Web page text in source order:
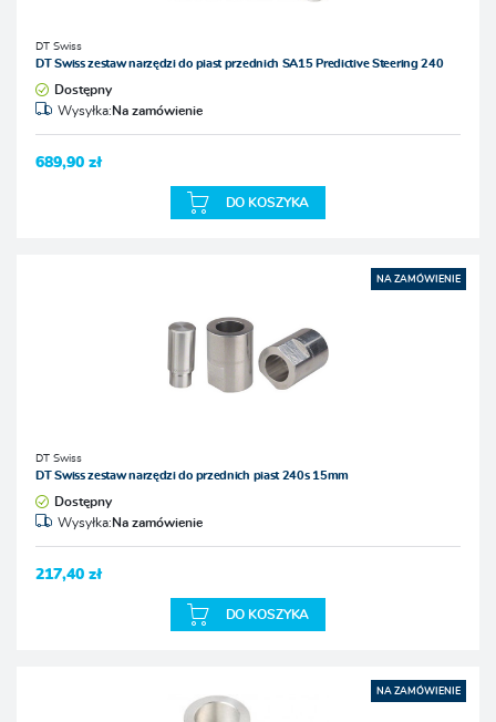
DT Swiss
DT Swiss zestaw narzędzi do piast przednich SA15 Predictive Steering 240
Dostępny
Wysyłka:Na zamówienie
689,90 zł
DO KOSZYKA
NA ZAMÓWIENIE
DT Swiss
DT Swiss zestaw narzędzi do przednich piast 240s 15mm
Dostępny
Wysyłka:Na zamówienie
217,40 zł
DO KOSZYKA
NA ZAMÓWIENIE